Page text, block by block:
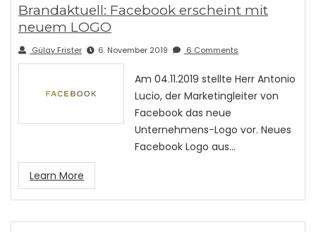
Brandaktuell: Facebook erscheint mit
neuem LOGO
Gülay Frister 6. November 2019 6 Comments
Am 04.11.2019 stellte Herr Antonio
Lucio, der Marketingleiter von
Facebook das neue
Unternehmens-Logo vor. Neues
Facebook Logo aus…
Learn More